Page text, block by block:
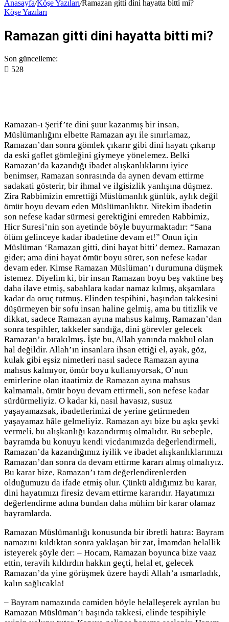
Anasayfa/Köşe Yazıları/Ramazan gitti dini hayatta bitti mi?
Köşe Yazıları
Ramazan gitti dini hayatta bitti mi?
Son güncelleme:
528
Ramazan-ı Şerif’te dini şuur kazanmış bir insan,
Müslümanlığını elbette Ramazan ayı ile sınırlamaz,
Ramazan’dan sonra gömlek çıkarır gibi dini hayatı çıkarıp
da eski gaflet gömleğini giymeye yönelemez. Belki
Ramazan’da kazandığı ibadet alışkanlıklarını iyice
benimser, Ramazan sonrasında da aynen devam ettirme
sadakati gösterir, bir ihmal ve ilgisizlik yanlışına düşmez.
Zira Rabbimizin emrettiği Müslümanlık günlük, aylık değil
ömür boyu devam eden Müslümanlıktır. Nitekim ibadetin
son nefese kadar sürmesi gerektiğini emreden Rabbimiz,
Hicr Suresi’nin son ayetinde böyle buyurmaktadır: “Sana
ölüm gelinceye kadar ibadetine devam et!” Onun için
Müslüman ‘Ramazan gitti, dini hayat bitti’ demez. Ramazan
gider; ama dini hayat ömür boyu sürer, son nefese kadar
devam eder. Kimse Ramazan Müslüman’ı durumuna düşmek
istemez. Diyelim ki, bir insan Ramazan boyu beş vaktine beş
daha ilave etmiş, sabahlara kadar namaz kılmış, akşamlara
kadar da oruç tutmuş. Elinden tespihini, başından takkesini
düşürmeyen bir sofu insan haline gelmiş, ama bu titizlik ve
dikkat, sadece Ramazan ayına mahsus kalmış, Ramazan’dan
sonra tespihler, takkeler sandığa, dini görevler gelecek
Ramazan’a bırakılmış. İşte bu, Allah yanında makbul olan
hal değildir. Allah’ın insanlara ihsan ettiği el, ayak, göz,
kulak gibi eşsiz nimetleri nasıl sadece Ramazan ayına
mahsus kalmıyor, ömür boyu kullanıyorsak, O’nun
emirlerine olan itaatimiz de Ramazan ayına mahsus
kalmamalı, ömür boyu devam ettirmeli, son nefese kadar
sürdürmeliyiz. O kadar ki, nasıl havasız, susuz
yaşayamazsak, ibadetlerimizi de yerine getirmeden
yaşayamaz hâle gelmeliyiz. Ramazan ayı bize bu aşkı şevki
vermeli, bu alışkanlığı kazandırmış olmalıdır. Bu sebeple,
bayramda bu konuyu kendi vicdanımızda değerlendirmeli,
Ramazan’da kazandığımız iyilik ve ibadet alışkanlıklarımızı
Ramazan’dan sonra da devam ettirme kararı almış olmalıyız.
Bu karar bize, Ramazan’ı tam değerlendirenlerden
olduğumuzu da ifade etmiş olur. Çünkü aldığımız bu karar,
dini hayatımızı firesiz devam ettirme kararıdır. Hayatımızı
değerlendirme adına bundan daha mühim bir karar olamaz
bayramlarda.
Ramazan Müslümanlığı konusunda bir ibretli hatıra: Bayram
namazını kıldıktan sonra yaklaşan bir zat, İmamdan helallik
isteyerek şöyle der: – Hocam, Ramazan boyunca bize vaaz
ettin, teravih kıldırdın hakkın geçti, helal et, gelecek
Ramazan’da yine görüşmek üzere haydi Allah’a ısmarladık,
kalın sağlıcakla!
– Bayram namazında camiden böyle helalleşerek ayrılan bu
Ramazan Müslüman’ı başında takkesi, elinde tespihiyle